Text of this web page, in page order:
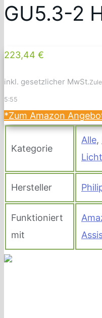
GU5.3-2
223,44 €
inkl. gesetzlicher MwSt.
5:55
*Zum Amazon
Kategorie
Alle,
Licht
Hersteller
Funktioniert
mit